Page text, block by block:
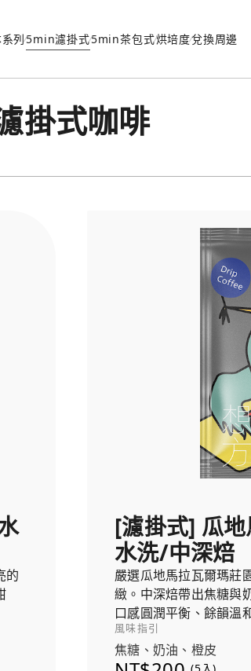
列5min濾掛式5min茶包式烘培度兌換周邊
掛式咖啡
的
[濾掛式] 瓜
水洗/中深焙
嚴選瓜地馬拉瓦爾瑪莊
緻。中深焙帶出焦糖與
口感圓潤平衡、餘韻溫
風味指引
焦糖、奶油、橙皮